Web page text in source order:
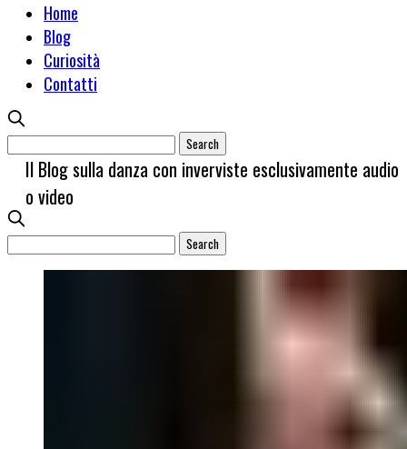
Home
Blog
Curiosità
Contatti
Il Blog sulla danza con inverviste esclusivamente audio
o video